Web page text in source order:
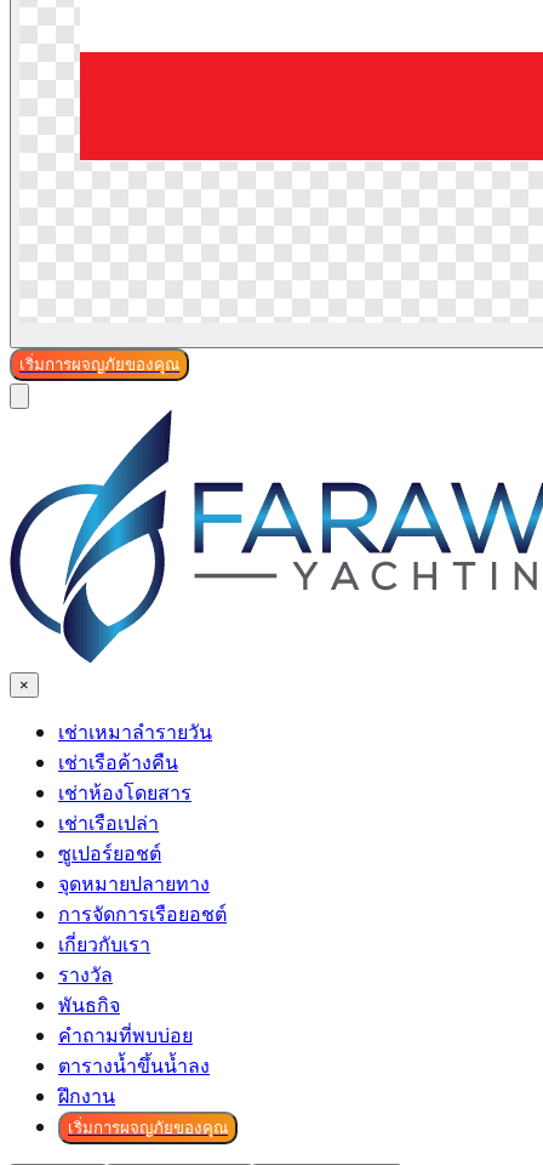
เริ่มการผจญภัยของคุณ
×
เช่าเหมาลำรายวัน
เช่าเรือค้างคืน
เช่าห้องโดยสาร
เช่าเรือเปล่า
ซูเปอร์ยอชต์
จุดหมายปลายทาง
การจัดการเรือยอชต์
เกี่ยวกับเรา
รางวัล
พันธกิจ
คำถามที่พบบ่อย
ตารางน้ำขึ้นน้ำลง
ฝึกงาน
เริ่มการผจญภัยของคุณ